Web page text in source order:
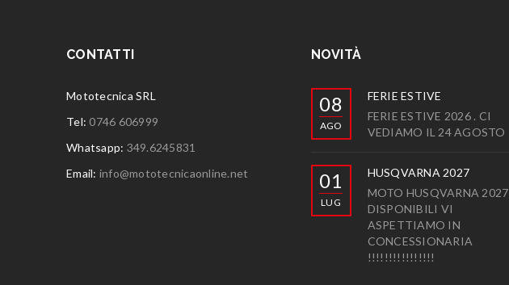
CONTATTI
Mototecnica SRL
Tel:0746 606999
Whatsapp: 349.6245831
Email: info@mototecnicaonline.net
NOVITÀ
08
AGO
FERIE ESTIVE
FERIE ESTIVE 2026 . CI
VEDIAMO IL 24 AGOSTO
01
LUG
HUSQVARNA 2027
MOTO HUSQVARNA 2027
DISPONIBILI VI
ASPETTIAMO IN
CONCESSIONARIA
!!!!!!!!!!!!!!!!